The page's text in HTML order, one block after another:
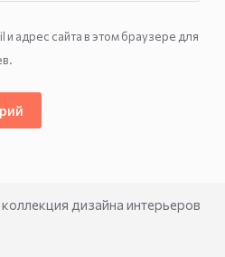
и адрес сайта в этом браузере для
дизайна интерьеров